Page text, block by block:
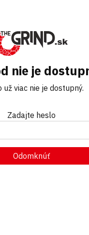
nie je
už viac nie je dostupný.
Zadajte heslo